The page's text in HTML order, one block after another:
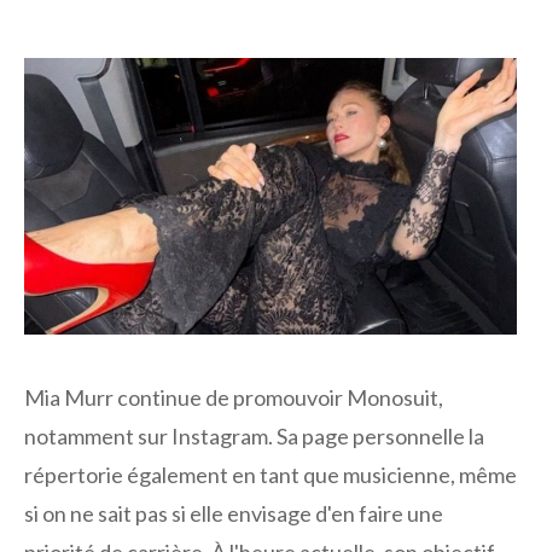
Mia Murr continue de promouvoir Monosuit,
notamment sur Instagram. Sa page personnelle la
répertorie également en tant que musicienne, même
si on ne sait pas si elle envisage d'en faire une